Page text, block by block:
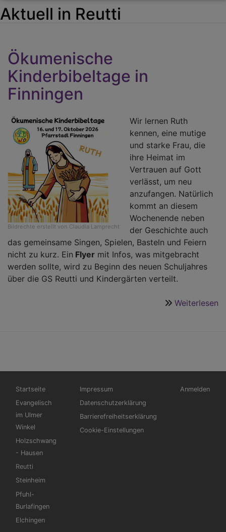
Aktuell in Reutti
Ökumenische
Kinderbibeltage in
Finningen
Bildrechte erstellt von Claudia Lamprecht
Wir lernen Ruth
kennen, eine mutige
und starke Frau, die
ihre Heimat im
Vertrauen auf Gott
verlässt, um neu
anzufangen. Natürlich
kommt an diesem
Wochenende neben
der Geschichte auch
das gemeinsame Singen, Spielen, Basteln und Feiern
nicht zu kurz. Ein Flyer mit Infos, was mitgebracht
werden sollte, wird zu Beginn des neuen Schuljahres
über die GS Reutti und Kindergärten verteilt.
Weiterlesen
Hauptnavigation
Startseite
Evangelisch
im Ulmer
Winkel
Holzschwang
- Hausen
Reutti
Steinheim
Pfuhl-
Burlafingen
Elchingen
Fußbereichsmenü
Impressum
Datenschutzerklärung
Barrierefreiheitserklärung
Cookie-Einstellungen
Anmelden